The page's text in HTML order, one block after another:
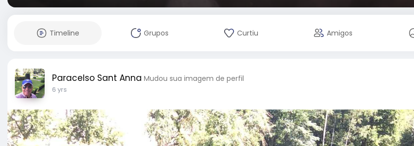
Timeline Grupos Curtiu Amigos
Paracelso Sant Anna Mudou sua imagem de perfil
6 yrs